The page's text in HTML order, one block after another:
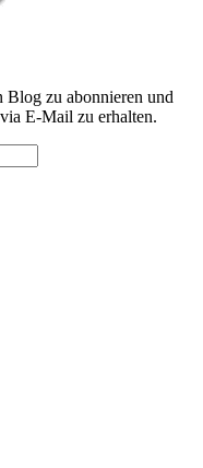
Blog zu abonnieren und
E-Mail zu erhalten.